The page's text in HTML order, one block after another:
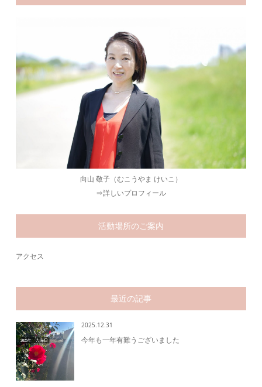
向山 敬子（むこうやま けいこ）
⇒詳しいプロフィール
活動場所のご案内
アクセス
最近の記事
2025.12.31
今年も一年有難うございました